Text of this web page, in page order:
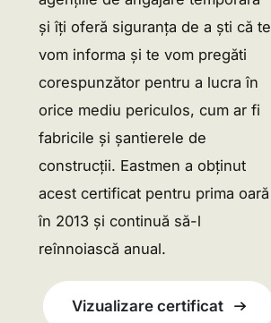
și îți oferă siguranța de a ști că te
vom informa și te vom pregăti
corespunzător pentru a lucra în
orice mediu periculos, cum ar fi
fabricile și șantierele de
construcții. Eastmen a obținut
acest certificat pentru prima oară
în 2013 și continuă să-l
reînnoiască anual.
Vizualizare certificat